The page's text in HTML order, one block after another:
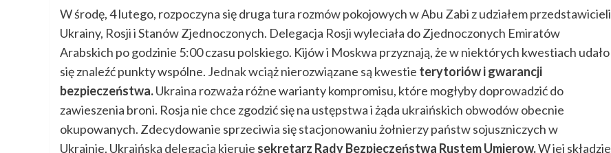
W środę, 4 lutego, rozpoczyna się druga tura rozmów pokojowych w Abu Zabi z udziałem przedstawicieli
Ukrainy, Rosji i Stanów Zjednoczonych. Delegacja Rosji wyleciała do Zjednoczonych Emiratów
Arabskich po godzinie 5:00 czasu polskiego. Kijów i Moskwa przyznają, że w niektórych kwestiach udało
się znaleźć punkty wspólne. Jednak wciąż nierozwiązane są kwestie terytoriów i gwarancji
bezpieczeństwa.Ukraina rozważa różne warianty kompromisu, które mogłyby doprowadzić do
zawieszenia broni. Rosja nie chce zgodzić się na ustępstwa i żąda ukraińskich obwodów obecnie
okupowanych. Zdecydowanie sprzeciwia się stacjonowaniu żołnierzy państw sojuszniczych w
Ukrainie. Ukraińską delegacją kieruje sekretarz Rady Bezpieczeństwa Rustem Umierow.W jej składzie